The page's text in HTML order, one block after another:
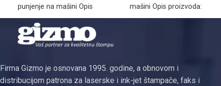
punjenje na mašini Opis
proizvoda: Uštedite novac, a
istovremeno
mašini Opis proizvoda:
Uštedite novac, a
Firma Gizmo je osnovana 1995. godine, a obnovom i
distribucijom patrona za laserske i ink-jet štampače, faks i